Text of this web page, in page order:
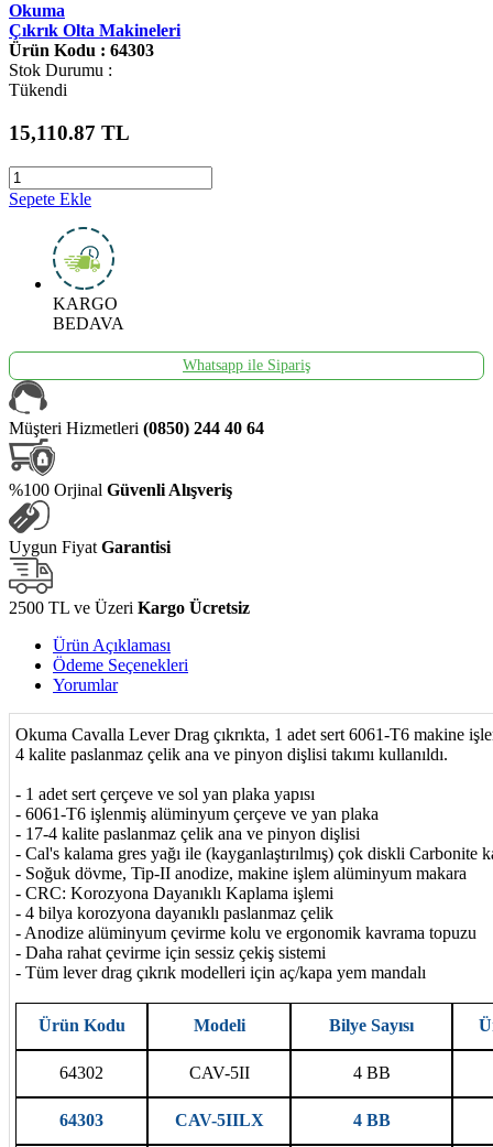
Okuma
Çıkrık Olta Makineleri
Ürün Kodu : 64303
Stok Durumu :
Tükendi
15,110.87 TL
Sepete Ekle
KARGO
BEDAVA
Whatsapp ile Sipariş
Müşteri Hizmetleri (0850) 244 40 64
%100 Orjinal Güvenli Alışveriş
Uygun Fiyat Garantisi
2500 TL ve Üzeri Kargo Ücretsiz
Ürün Açıklaması
Ödeme Seçenekleri
Yorumlar
Okuma Cavalla Lever Drag çıkrıkta, 1 adet sert 6061-T6 makine
4 kalite paslanmaz çelik ana ve pinyon dişlisi takımı kullanıldı.
- 1 adet sert çerçeve ve sol yan plaka yapısı
- 6061-T6 işlenmiş alüminyum çerçeve ve yan plaka
- 17-4 kalite paslanmaz çelik ana ve pinyon dişlisi
- Cal's kalama gres yağı ile (kayganlaştırılmış) çok diskli Carbonite
- Soğuk dövme, Tip-II anodize, makine işlem alüminyum makara
- CRC: Korozyona Dayanıklı Kaplama işlemi
- 4 bilya korozyona dayanıklı paslanmaz çelik
- Anodize alüminyum çevirme kolu ve ergonomik kavrama topuzu
- Daha rahat çevirme için sessiz çekiş sistemi
- Tüm lever drag çıkrık modelleri için aç/kapa yem mandalı
Ürün Kodu Modeli Bilye Sayısı
64302 CAV-5II 4 BB
64303 CAV-5IILX 4 BB